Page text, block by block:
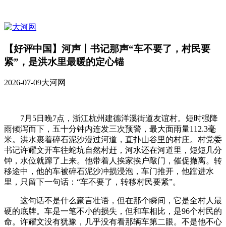
【好评中国】河声丨书记那声“车不要了，村民要
紧”，是洪水里最暖的定心锚
2026-07-09大河网
7月5日晚7点，浙江杭州建德洋溪街道友谊村。短时强降
雨倾泻而下，五十分钟内连发三次预警，最大面雨量112.3毫
米。洪水裹着碎石泥沙漫过河道，直扑山谷里的村庄。村党委
书记许耀文开车往蛇坑自然村赶，河水还在河道里，短短几分
钟，水位就蹿了上来。他带着人挨家挨户敲门，催促撤离。转
移途中，他的车被碎石泥沙冲损浸泡，车门推开，他蹚进水
里，只留下一句话：“车不要了，转移村民要紧”。
这句话不是什么豪言壮语，但在那个瞬间，它是全村人最
硬的底牌。车是一笔不小的损失，但和车相比，是96个村民的
命。许耀文没有犹豫，几乎没有看那辆车第二眼。不是他不心